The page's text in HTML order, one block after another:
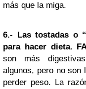
más que la miga.
6.- Las tostadas o
para hacer dieta.
son más
algunos, pero no son
perder peso. La